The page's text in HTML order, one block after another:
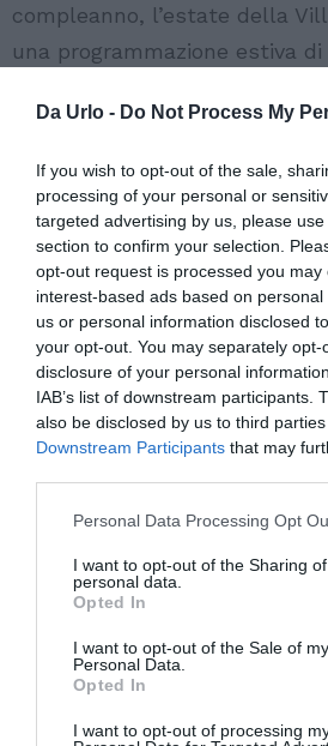
Da Urlo - Do Not Process My
If you wish to opt-out of the sale,
processing of your personal or
targeted advertising by us, please
section to confirm your selection.
opt-out request is processed you may
interest-based ads based on
us or personal information disclosed
your opt-out. You may separately
disclosure of your personal
IAB’s list of downstream participants.
also be disclosed by us to third
Downstream Participants that may
Personal Data Processing Opt
I want to opt-out of the Sharing
personal data.
Opted In
I want to opt-out of the Sale of my
Personal Data.
Opted In
I want to opt-out of processing
compleanno, l’estate della
una programmazione estiva
luglio si succederanno in
Seth Troxler (sabato 4),
MËSTIZA(sabato 18), James
MEDUZA(venerdì 31); sempre
domenica 4 al via le
agosto in arrivoSteve Aokie